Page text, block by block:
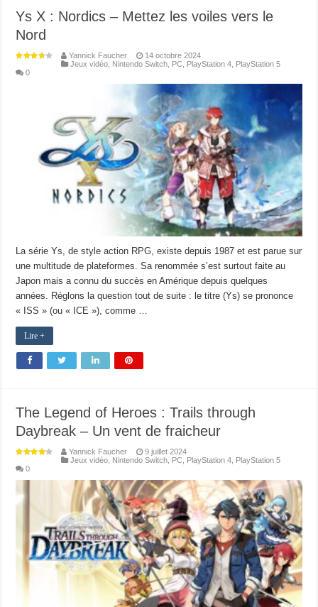
Ys X : Nordics – Mettez les voiles vers le
Nord
Yannick Faucher
14 octobre 2024
Jeux vidéo Nintendo Switch PC PlayStation 4 PlayStation 5
0
La série Ys, de style action RPG, existe depuis 1987 et est parue sur
une multitude de plateformes. Sa renommée s’est surtout faite au
Japon mais a connu du succès en Amérique depuis quelques
années. Réglons la question tout de suite : le titre (Ys) se prononce
« ISS » (ou « ICE »), comme …
Lire +
The Legend of Heroes : Trails through
Daybreak – Un vent de fraicheur
Yannick Faucher
9 juillet 2024
Jeux vidéo Nintendo Switch PC PlayStation 4 PlayStation 5
0